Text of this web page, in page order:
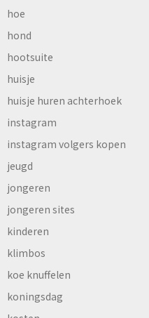
hoe
hond
hootsuite
huisje
huisje huren achterhoek
instagram
instagram volgers kopen
jeugd
jongeren
jongeren sites
kinderen
klimbos
koe knuffelen
koningsdag